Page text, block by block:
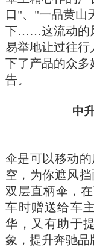
口"、"一品黄山
下……这流动的
易举地让过往行
下了产品的众多
告。
中
伞是可以移动
空，为你遮风
双层直柄伞，
车时赠送给车
华，又有助于
象，提升奔驰品